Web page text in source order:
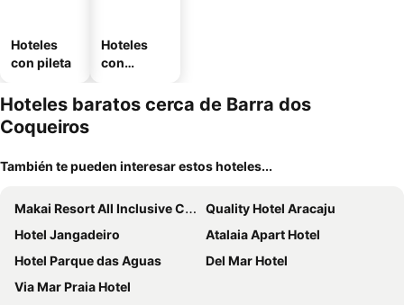
Hoteles
con pileta
Hoteles
con
miento
Hoteles baratos cerca de Barra dos
Coqueiros
También te pueden interesar estos hoteles...
Makai Resort All Inclusive Convention Aracaju
Quality Hotel Aracaju
Hotel Jangadeiro
Atalaia Apart Hotel
Hotel Parque das Aguas
Del Mar Hotel
Via Mar Praia Hotel